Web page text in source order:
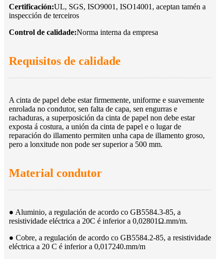
Certificación:UL, SGS, ISO9001, ISO14001, aceptan tamén a
inspección de terceiros
Control de calidade:Norma interna da empresa
Requisitos de calidade
A cinta de papel debe estar firmemente, uniforme e suavemente
enrolada no condutor, sen falta de capa, sen engurras e
rachaduras, a superposición da cinta de papel non debe estar
exposta á costura, a unión da cinta de papel e o lugar de
reparación do illamento permiten unha capa de illamento groso,
pero a lonxitude non pode ser superior a 500 mm.
Material condutor
● Aluminio, a regulación de acordo co GB5584.3-85, a
resistividade eléctrica a 20C é inferior a 0,02801Ω.mm/m.
● Cobre, a regulación de acordo co GB5584.2-85, a resistividade
eléctrica a 20 C é inferior a 0,017240.mm/m